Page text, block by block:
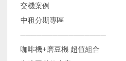
交機案例
中租分期專區
────────────────
咖啡機+磨豆機 超值組合